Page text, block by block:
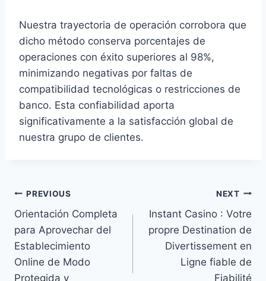
Nuestra trayectoria de operación corrobora que
dicho método conserva porcentajes de
operaciones con éxito superiores al 98%,
minimizando negativas por faltas de
compatibilidad tecnológicas o restricciones de
banco. Esta confiabilidad aporta
significativamente a la satisfacción global de
nuestra grupo de clientes.
PREVIOUS
Orientación Completa
para Aprovechar del
Establecimiento
Online de Modo
Protegida y
NEXT
Instant Casino : Votre
propre Destination de
Divertissement en
Ligne fiable de
Fiabilité